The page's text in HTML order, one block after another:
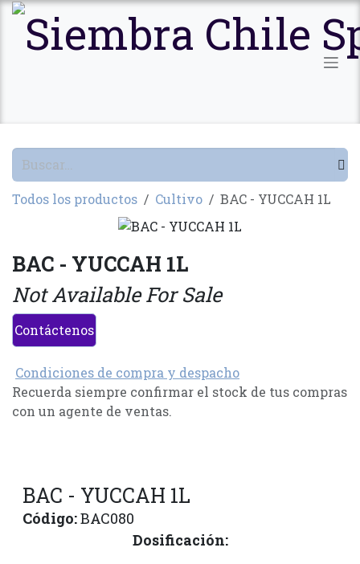
Ir al contenido
Todos los productos Cultivo BAC - YUCCAH 1L
BAC - YUCCAH 1L
Not Available For Sale
Contáctenos
Condiciones de compra y despacho
Recuerda siempre confirmar el stock de tus compras
con un agente de ventas.
BAC - YUCCAH 1L
Código:BAC080
Dosificación: